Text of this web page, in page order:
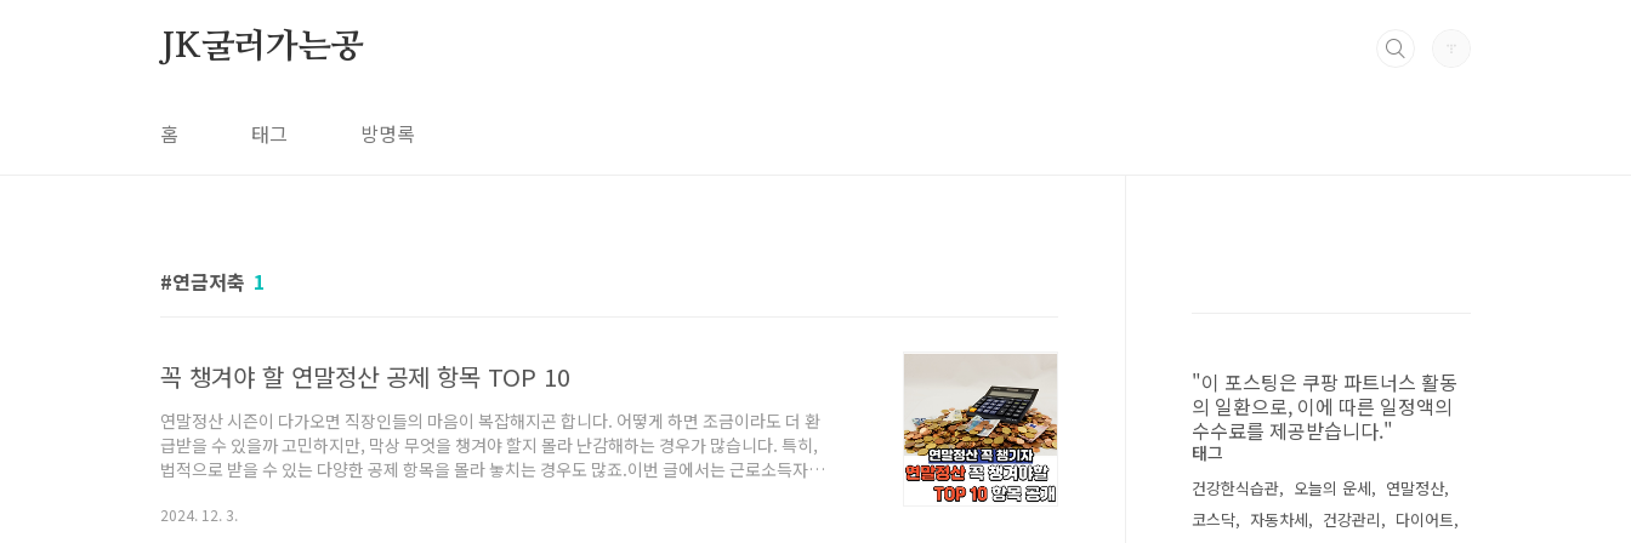
JK굴러가는공
홈 태그 방명록
연금저축 1
꼭 챙겨야 할 연말정산 공제 항목 TOP 10
연말정산 시즌이 다가오면 직장인들의 마음이 복잡해지곤 합니다. 어떻게 하면 조금이라도 더 환
급받을 수 있을까 고민하지만, 막상 무엇을 챙겨야 할지 몰라 난감해하는 경우가 많습니다. 특히,
법적으로 받을 수 있는 다양한 공제 항목을 몰라 놓치는 경우도 많죠.이번 글에서는 근로소득자들
리겠습니다. 조금만 신경 써도 환급받을 금액을 늘릴 수 있는 꿀팁, 지금부터 알아보세요!연말정산
2024. 12. 3.
"이 포스팅은 쿠팡 파트너스 활동
의 일환으로, 이에 따른 일정액의
수수료를 제공받습니다."
태그
건강한식습관 오늘의 운세
연말정산
코스닥
자동차세 건강관리
다이어트